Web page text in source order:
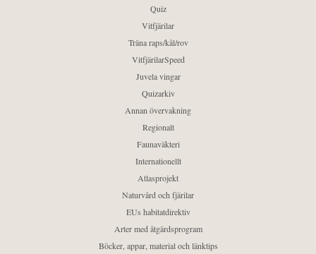
Quiz
Vitfjärilar
Träna raps/kål/rov
VitfjärilarSpeed
Juvela vingar
Quizarkiv
Annan övervakning
Regionalt
Faunaväkteri
Internationellt
Atlasprojekt
Naturvård och fjärilar
EUs habitatdirektiv
Arter med åtgärdsprogram
Böcker, appar, material och länktips